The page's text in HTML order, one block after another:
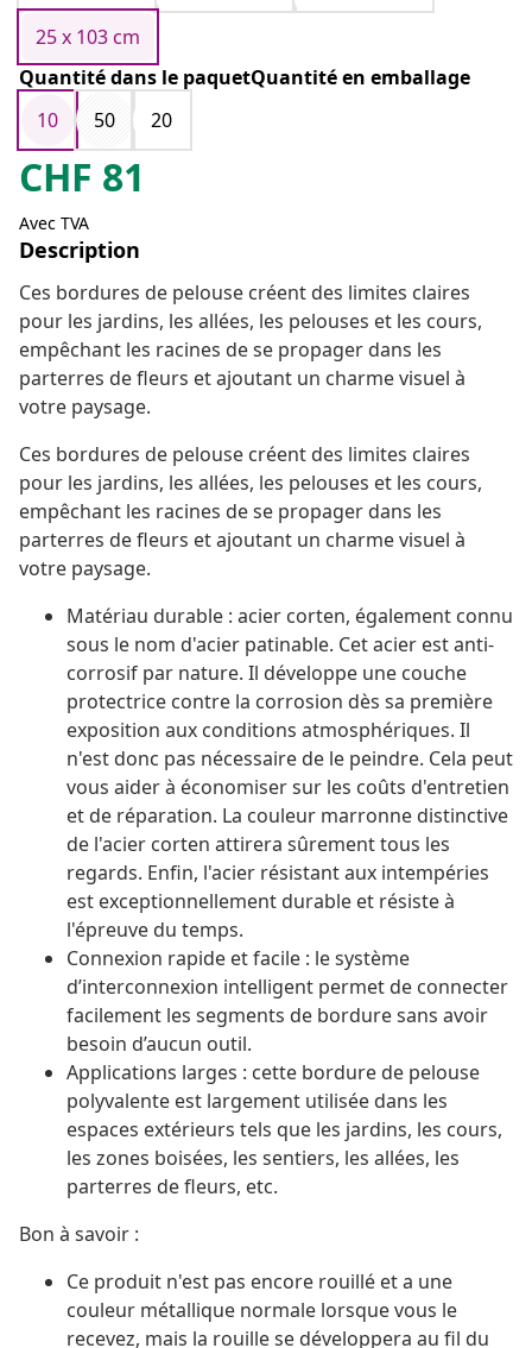
ies
25 x 103 cm
Quantité dans le paquetQuantité en emballage
10
50 20
CHF 81
Avec TVA
Description
Ces bordures de pelouse créent des limites claires
pour les jardins, les allées, les pelouses et les cours,
empêchant les racines de se propager dans les
parterres de fleurs et ajoutant un charme visuel à
votre paysage.
Ces bordures de pelouse créent des limites claires
pour les jardins, les allées, les pelouses et les cours,
empêchant les racines de se propager dans les
parterres de fleurs et ajoutant un charme visuel à
votre paysage.
Matériau durable : acier corten, également connu
sous le nom d'acier patinable. Cet acier est anti-
corrosif par nature. Il développe une couche
protectrice contre la corrosion dès sa première
exposition aux conditions atmosphériques. Il
n'est donc pas nécessaire de le peindre. Cela peut
vous aider à économiser sur les coûts d'entretien
et de réparation. La couleur marronne distinctive
de l'acier corten attirera sûrement tous les
regards. Enfin, l'acier résistant aux intempéries
est exceptionnellement durable et résiste à
l'épreuve du temps.
Connexion rapide et facile : le système
d’interconnexion intelligent permet de connecter
facilement les segments de bordure sans avoir
besoin d’aucun outil.
Applications larges : cette bordure de pelouse
polyvalente est largement utilisée dans les
espaces extérieurs tels que les jardins, les cours,
les zones boisées, les sentiers, les allées, les
parterres de fleurs, etc.
Bon à savoir :
Ce produit n'est pas encore rouillé et a une
couleur métallique normale lorsque vous le
recevez, mais la rouille se développera au fil du